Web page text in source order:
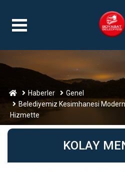
Haberler
Genel
Belediyemiz Kesimhanesi
Hizmette
KOLAY